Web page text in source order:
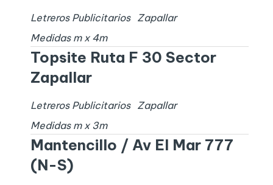
Letreros Publicitarios
Zapallar
Medidas m x 4m
Topsite Ruta F 30 Sector
Zapallar
Letreros Publicitarios
Zapallar
Medidas m x 3m
Mantencillo / Av El Mar 777
(N-S)